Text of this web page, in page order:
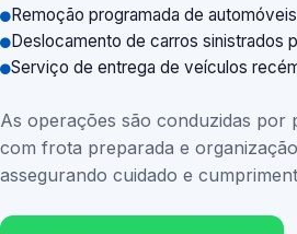
Remoção programada de
Deslocamento de carros sinistrados
Serviço de entrega de veículos
As operações são conduzidas por
com frota preparada e
assegurando cuidado e